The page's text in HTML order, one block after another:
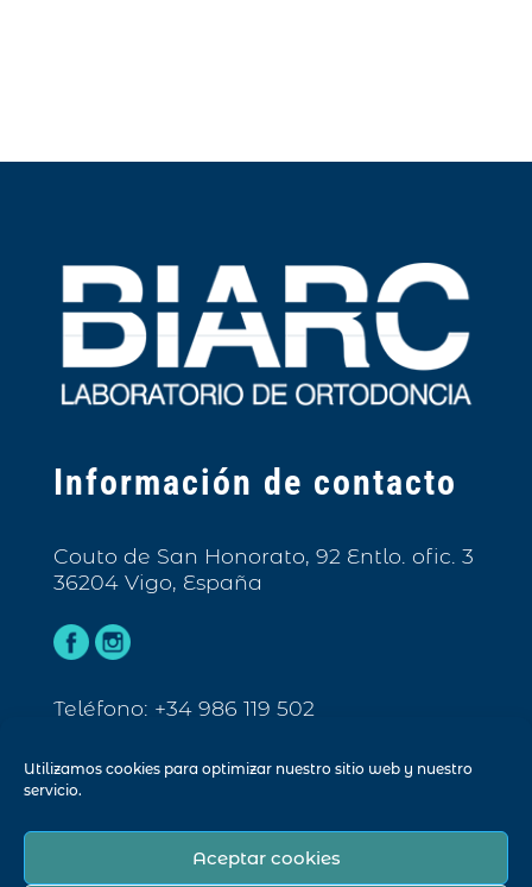
Utilizamos cookies para optimizar nuestro sitio web y nuestro
servicio.
Aceptar cookies
Información de contacto
Couto de San Honorato, 92 Entlo. ofic. 3
36204 Vigo, España
Teléfono: +34 986 119 502
© Biarc 2023. Todos los derechos